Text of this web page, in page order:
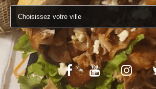
VOS AVIS
MENTIONS LÉGALES
C.G.V